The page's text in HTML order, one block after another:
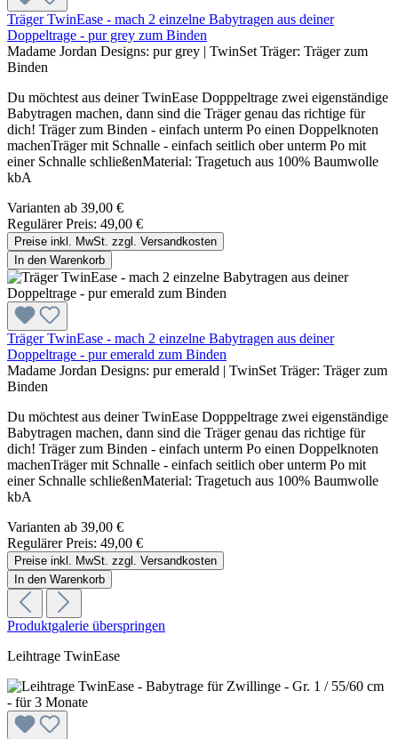
Träger TwinEase - mach 2 einzelne Babytragen aus deiner
Doppeltrage - pur grey zum Binden
Madame Jordan Designs: pur grey | TwinSet Träger: Träger zum
Binden
Du möchtest aus deiner TwinEase Dopppeltrage zwei eigenständige
Babytragen machen, dann sind die Träger genau das richtige für
dich! Träger zum Binden - einfach unterm Po einen Doppelknoten
machenTräger mit Schnalle - einfach seitlich ober unterm Po mit
einer Schnalle schließenMaterial: Tragetuch aus 100% Baumwolle
kbA
Varianten ab 39,00 €
Regulärer Preis: 49,00 €
Preise inkl. MwSt. zzgl. Versandkosten
In den Warenkorb
Träger TwinEase - mach 2 einzelne Babytragen aus deiner
Doppeltrage - pur emerald zum Binden
Madame Jordan Designs: pur emerald | TwinSet Träger: Träger zum
Binden
Du möchtest aus deiner TwinEase Dopppeltrage zwei eigenständige
Babytragen machen, dann sind die Träger genau das richtige für
dich! Träger zum Binden - einfach unterm Po einen Doppelknoten
machenTräger mit Schnalle - einfach seitlich ober unterm Po mit
einer Schnalle schließenMaterial: Tragetuch aus 100% Baumwolle
kbA
Varianten ab 39,00 €
Regulärer Preis: 49,00 €
Preise inkl. MwSt. zzgl. Versandkosten
In den Warenkorb
Produktgalerie überspringen
Leihtrage TwinEase